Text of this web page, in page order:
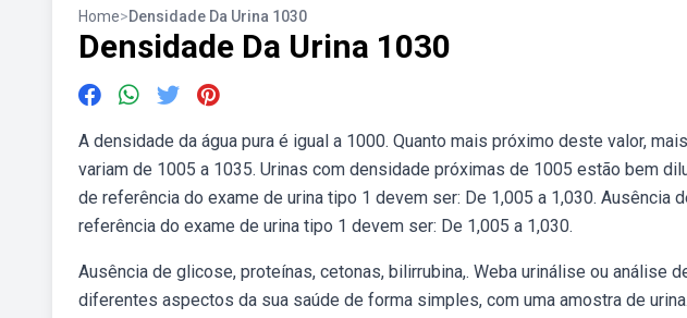
Home>Densidade Da Urina 1030
Densidade Da Urina 1030
A densidade da água pura é igual a 1000. Quanto mais próximo deste valor,
variam de 1005 a 1035. Urinas com densidade próximas de 1005 estão bem
de referência do exame de urina tipo 1 devem ser: De 1,005 a 1,030. Ausência
referência do exame de urina tipo 1 devem ser: De 1,005 a 1,030.
Ausência de glicose, proteínas, cetonas, bilirrubina,. Weba urinálise ou análise
diferentes aspectos da sua saúde de forma simples, com uma amostra de